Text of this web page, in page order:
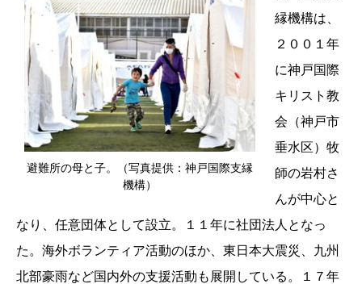
避難所の母と子。（写真提供：神戸国際支縁
機構）
縁機構は、
２００１年
に神戸国際
キリスト教
会（神戸市
垂水区）牧
師の岩村さ
んが中心と
なり、任意団体として設立。１１年に社団法人となっ
た。海外ボランティア活動のほか、東日本大震災、九州
北部豪雨など国内外の支援活動も展開している。１７年